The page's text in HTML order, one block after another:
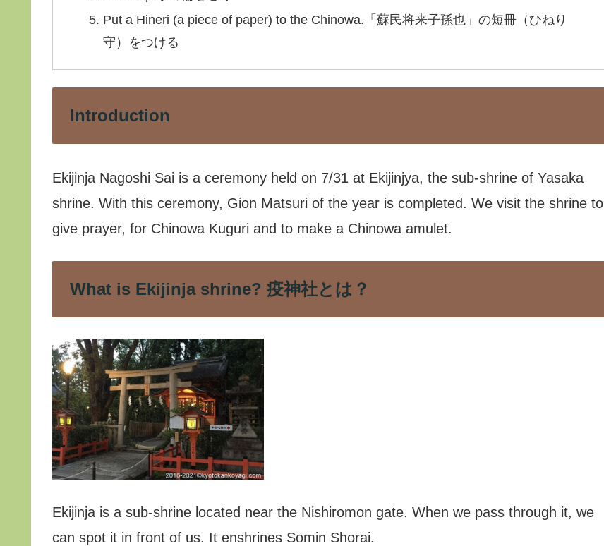
Put a Hineri (a piece of paper) to the Chinowa.「蘇民将来子孫也」の短冊（ひねり
守）をつける
Introduction
Ekijinja Nagoshi Sai is a ceremony held on 7/31 at Ekijinjya, the sub-shrine of Yasaka
shrine. With this ceremony, Gion Matsuri of the year is completed. We visit the shrine to
give prayer, for Chinowa Kuguri and to make a Chinowa amulet.
What is Ekijinja shrine? 疫神社とは？
Ekijinja is a sub-shrine located near the Nishiromon gate. When we pass through it, we
can spot it in front of us. It enshrines Somin Shorai.